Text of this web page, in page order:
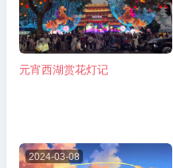
元宵西湖赏花灯记
2024-03-08